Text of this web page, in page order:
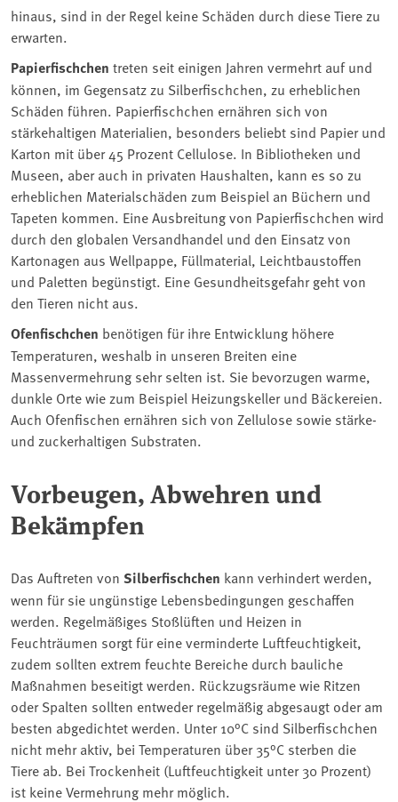
hinaus, sind in der Regel keine Schäden durch diese Tiere zu
erwarten.
Papierfischchen treten seit einigen Jahren vermehrt auf und
können, im Gegensatz zu Silberfischchen, zu erheblichen
Schäden führen. Papierfischchen ernähren sich von
stärkehaltigen Materialien, besonders beliebt sind Papier und
Karton mit über 45 Prozent Cellulose. In Bibliotheken und
Museen, aber auch in privaten Haushalten, kann es so zu
erheblichen Materialschäden zum Beispiel an Büchern und
Tapeten kommen. Eine Ausbreitung von Papierfischchen wird
durch den globalen Versandhandel und den Einsatz von
Kartonagen aus Wellpappe, Füllmaterial, Leichtbaustoffen
und Paletten begünstigt. Eine Gesundheitsgefahr geht von
den Tieren nicht aus.
Ofenfischchen benötigen für ihre Entwicklung höhere
Temperaturen, weshalb in unseren Breiten eine
Massenvermehrung sehr selten ist. Sie bevorzugen warme,
dunkle Orte wie zum Beispiel Heizungskeller und Bäckereien.
Auch Ofenfischen ernähren sich von Zellulose sowie stärke-
und zuckerhaltigen Substraten.
Vorbeugen, Abwehren und
Bekämpfen
Das Auftreten von Silberfischchen kann verhindert werden,
wenn für sie ungünstige Lebensbedingungen geschaffen
werden. Regelmäßiges Stoßlüften und Heizen in
Feuchträumen sorgt für eine verminderte Luftfeuchtigkeit,
zudem sollten extrem feuchte Bereiche durch bauliche
Maßnahmen beseitigt werden. Rückzugsräume wie Ritzen
oder Spalten sollten entweder regelmäßig abgesaugt oder am
besten abgedichtet werden. Unter 10°C sind Silberfischchen
nicht mehr aktiv, bei Temperaturen über 35°C sterben die
Tiere ab. Bei Trockenheit (Luftfeuchtigkeit unter 30 Prozent)
ist keine Vermehrung mehr möglich.